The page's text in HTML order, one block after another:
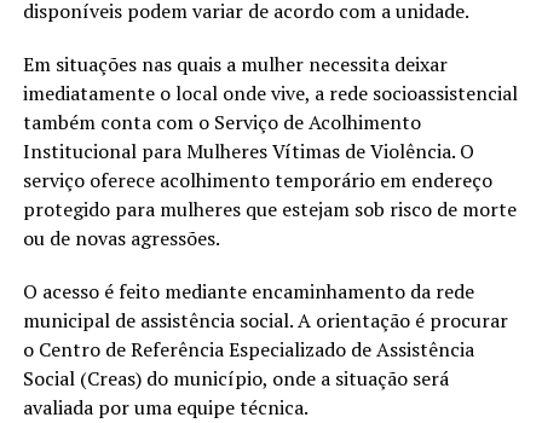
disponíveis podem variar de acordo com a unidade.
Em situações nas quais a mulher necessita deixar
imediatamente o local onde vive, a rede socioassistencial
também conta com o Serviço de Acolhimento
Institucional para Mulheres Vítimas de Violência. O
serviço oferece acolhimento temporário em endereço
protegido para mulheres que estejam sob risco de morte
ou de novas agressões.
O acesso é feito mediante encaminhamento da rede
municipal de assistência social. A orientação é procurar
o Centro de Referência Especializado de Assistência
Social (Creas) do município, onde a situação será
avaliada por uma equipe técnica.